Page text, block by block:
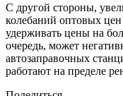
С другой стороны,
колебаний оптовых
удерживать цены на
очередь, может
автозаправочных
работают на пределе